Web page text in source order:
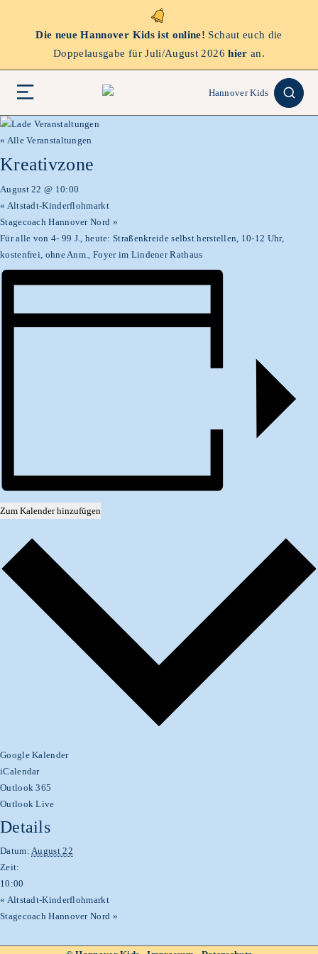
Die neue Hannover Kids ist online! Schaut euch die
Doppelausgabe für Juli/August 2026hier an.
« Alle Veranstaltungen
Kreativzone
August 22 @ 10:00
« Altstadt-Kinderflohmarkt
Stagecoach Hannover Nord »
Für alle von 4- 99 J., heute: Straßenkreide selbst herstellen, 10-12 Uhr,
kostenfrei, ohne Anm., Foyer im Lindener Rathaus
Zum Kalender hinzufügen
Google Kalender
iCalendar
Outlook 365
Outlook Live
Details
Datum: August 22
Zeit:
10:00
« Altstadt-Kinderflohmarkt
Stagecoach Hannover Nord »